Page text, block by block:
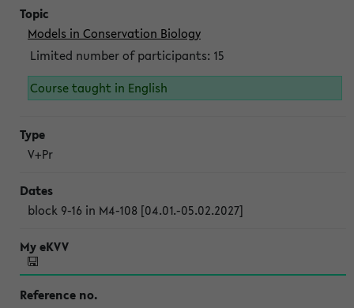
Models in Conservation Biology
Limited number of participants: 15
Course taught in English
V+Pr
block 9-16 in M4-108 [04.01.-05.02.2027]